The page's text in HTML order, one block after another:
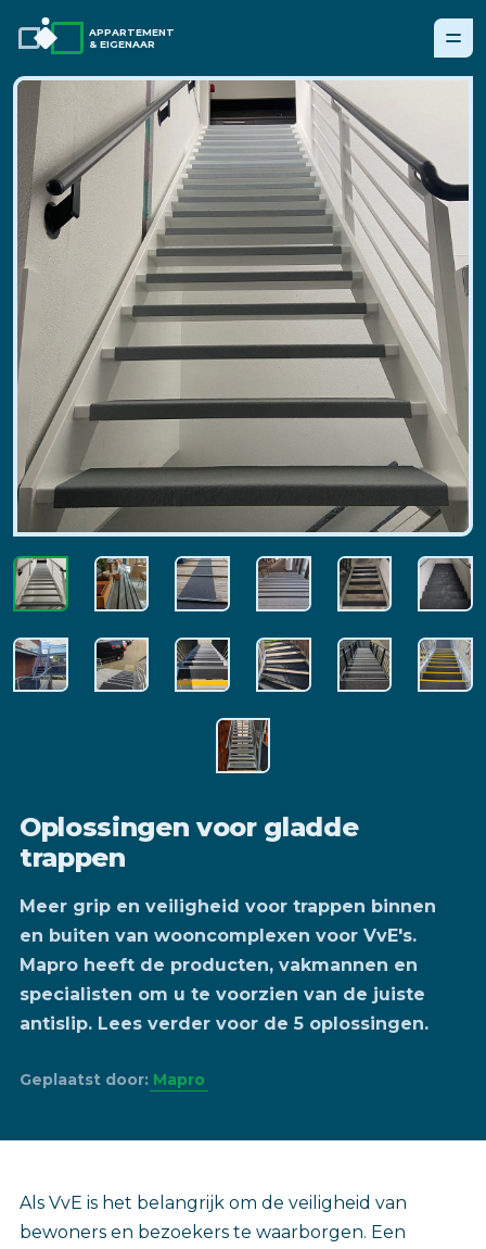
APPARTEMENT
& EIGENAAR
Oplossingen voor gladde
trappen
Meer grip en veiligheid voor trappen binnen
en buiten van wooncomplexen voor VvE's.
Mapro heeft de producten, vakmannen en
specialisten om u te voorzien van de juiste
antislip. Lees verder voor de 5 oplossingen.
Geplaatst door: Mapro
‎Als VvE is het belangrijk om de veiligheid van
bewoners en bezoekers te waarborgen. Een